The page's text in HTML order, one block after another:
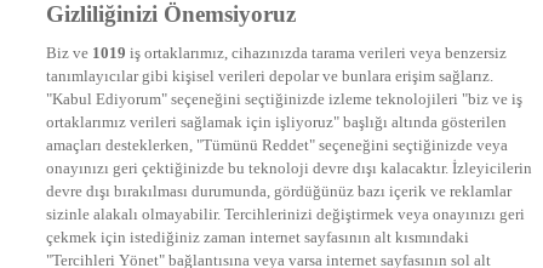
DYG Televizyonlar
STAR
EURO STAR
KRAL POP TV
DYG Radyolar
NTV RADYO
KRAL FM
KRAL POP
EKSEN
VOYAGE
DYG Dijital
Gizliliğinizi Önemsiyoruz
Biz ve 1019 iş ortaklarımız, cihazınızda tarama verileri veya benzersiz
tanımlayıcılar gibi kişisel verileri depolar ve bunlara erişim sağlarız.
"Kabul Ediyorum" seçeneğini seçtiğinizde izleme teknolojileri "biz ve iş
ortaklarımız verileri sağlamak için işliyoruz" başlığı altında gösterilen
amaçları desteklerken, "Tümünü Reddet" seçeneğini seçtiğinizde veya
onayınızı geri çektiğinizde bu teknoloji devre dışı kalacaktır. İzleyicilerin
devre dışı bırakılması durumunda, gördüğünüz bazı içerik ve reklamlar
sizinle alakalı olmayabilir. Tercihlerinizi değiştirmek veya onayınızı geri
çekmek için istediğiniz zaman internet sayfasının alt kısmındaki
"Tercihleri Yönet" bağlantısına veya varsa internet sayfasının sol alt